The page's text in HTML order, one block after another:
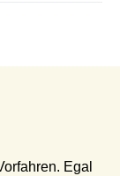
Egal